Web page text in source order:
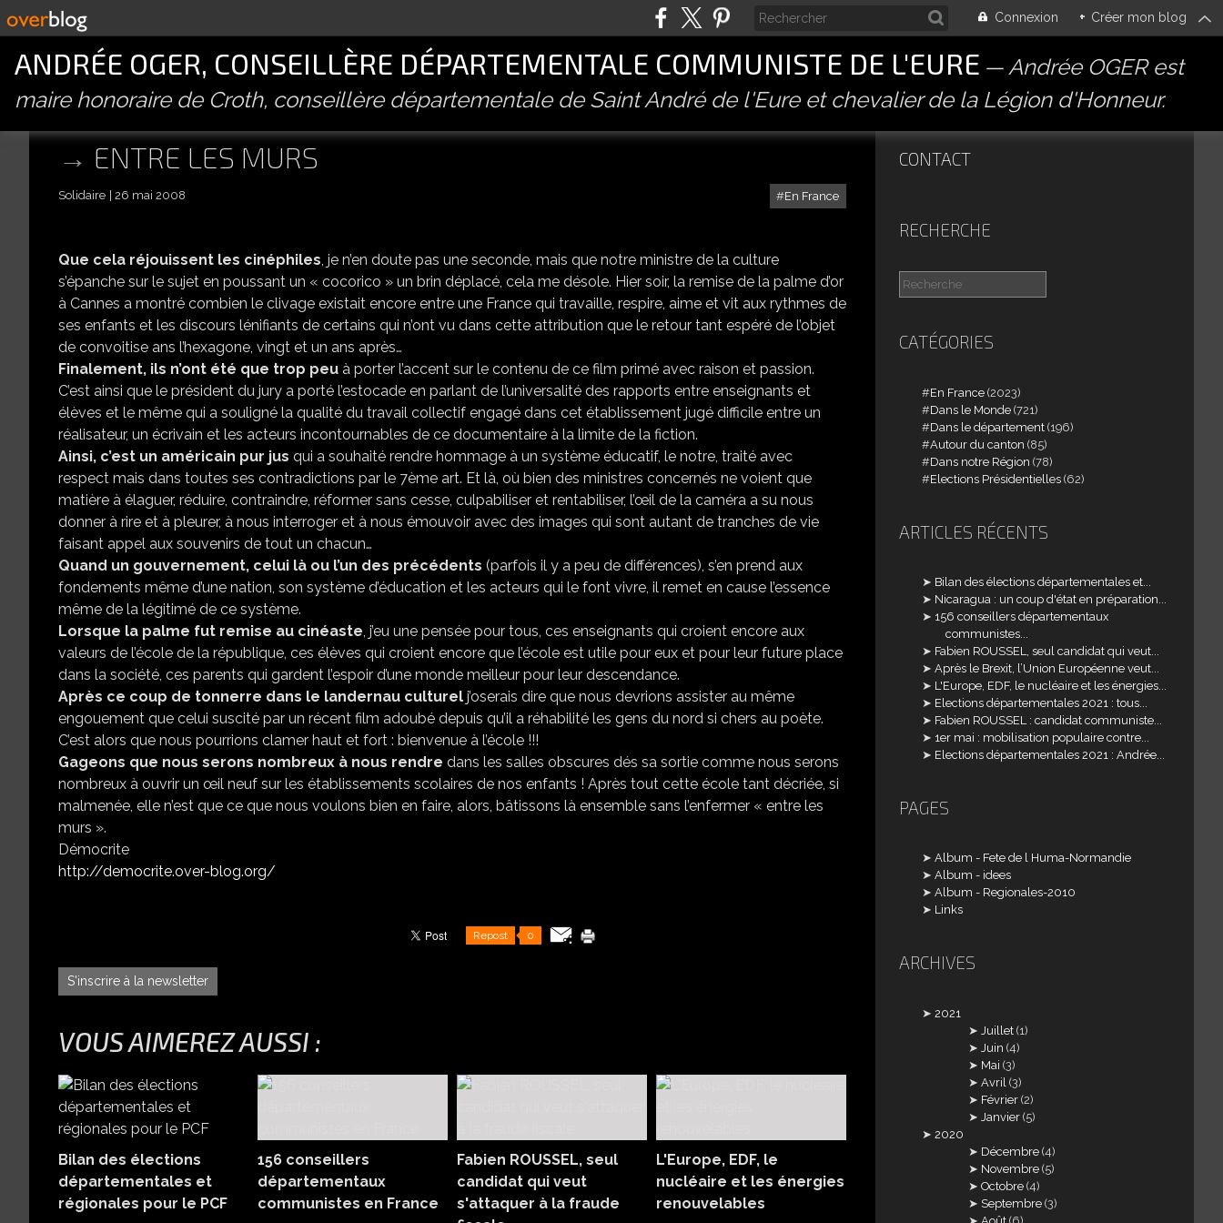
Connexion + Créer mon blog
ANDRÉE OGER, CONSEILLÈRE DÉPARTEMENTALE COMMUNISTE DE L'EURE
Andrée OGER est
maire honoraire de Croth, conseillère départementale de Saint André de l'Eure et chevalier de la Légion d'Honneur.
ENTRE LES MURS
En France
Solidaire 26 mai 2008
Que cela réjouissent les cinéphiles, je n’en doute pas une seconde, mais que notre ministre de la culture
s’épanche sur le sujet en poussant un « cocorico » un brin déplacé, cela me désole. Hier soir, la remise de la palme d’or
à Cannes a montré combien le clivage existait encore entre une France qui travaille, respire, aime et vit aux rythmes de
ses enfants et les discours lénifiants de certains qui n’ont vu dans cette attribution que le retour tant espéré de l’objet
de convoitise ans l’hexagone, vingt et un ans après…
Finalement, ils n’ont été que trop peu à porter l’accent sur le contenu de ce film primé avec raison et passion.
C’est ainsi que le président du jury a porté l’estocade en parlant de l’universalité des rapports entre enseignants et
élèves et le même qui a souligné la qualité du travail collectif engagé dans cet établissement jugé difficile entre un
réalisateur, un écrivain et les acteurs incontournables de ce documentaire à la limite de la fiction.
Ainsi, c’est un américain pur jus qui a souhaité rendre hommage à un système éducatif, le notre, traité avec
respect mais dans toutes ses contradictions par le 7ème art. Et là, où bien des ministres concernés ne voient que
matière à élaguer, réduire, contraindre, réformer sans cesse, culpabiliser et rentabiliser, l’œil de la caméra a su nous
donner à rire et à pleurer, à nous interroger et à nous émouvoir avec des images qui sont autant de tranches de vie
faisant appel aux souvenirs de tout un chacun…
Quand un gouvernement, celui là ou l’un des précédents (parfois il y a peu de différences), s’en prend aux
fondements même d’une nation, son système d’éducation et les acteurs qui le font vivre, il remet en cause l’essence
même de la légitimé de ce système.
Lorsque la palme fut remise au cinéaste, j’eu une pensée pour tous, ces enseignants qui croient encore aux
valeurs de l’école de la république, ces élèves qui croient encore que l’école est utile pour eux et pour leur future place
dans la société, ces parents qui gardent l’espoir d’une monde meilleur pour leur descendance.
Après ce coup de tonnerre dans le landernau culturel j’oserais dire que nous devrions assister au même
engouement que celui suscité par un récent film adoubé depuis qu’il a réhabilité les gens du nord si chers au poète.
C’est alors que nous pourrions clamer haut et fort : bienvenue à l’école !!!
Gageons que nous serons nombreux à nous rendre dans les salles obscures dés sa sortie comme nous serons
nombreux à ouvrir un œil neuf sur les établissements scolaires de nos enfants ! Après tout cette école tant décriée, si
malmenée, elle n’est que ce que nous voulons bien en faire, alors, bâtissons là ensemble sans l’enfermer « entre les
murs ».
Démocrite
http://democrite.over-blog.org/
Repost 0
S'inscrire à la newsletter
VOUS AIMEREZ AUSSI :
Bilan des élections
départementales et
régionales pour le PCF
156 conseillers
départementaux
communistes en France
Fabien ROUSSEL, seul
candidat qui veut
s'attaquer à la fraude
L'Europe, EDF, le
nucléaire et les énergies
renouvelables
CONTACT
RECHERCHE
CATÉGORIES
En France (2023)
Dans le Monde (721)
Dans le département (196)
Autour du canton (85)
Dans notre Région (78)
Elections Présidentielles (62)
ARTICLES RÉCENTS
Bilan des élections départementales et...
Nicaragua : un coup d'état en préparation...
156 conseillers départementaux
communistes...
Fabien ROUSSEL, seul candidat qui veut...
Après le Brexit, l’Union Européenne veut...
L'Europe, EDF, le nucléaire et les énergies...
Elections départementales 2021 : tous...
Fabien ROUSSEL : candidat communiste...
1er mai : mobilisation populaire contre...
Elections départementales 2021 : Andrée...
PAGES
Album - Fete de l Huma-Normandie
Album - idees
Album - Regionales-2010
Links
ARCHIVES
2021
Juillet (1)
Juin (4)
Mai (3)
Avril (3)
Février (2)
Janvier (5)
2020
Décembre (4)
Novembre (5)
Octobre (4)
Septembre (3)